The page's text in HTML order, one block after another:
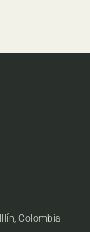
Colombia